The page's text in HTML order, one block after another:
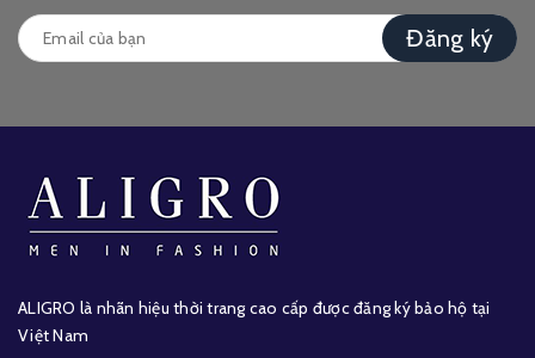
Đăng ký
ALIGRO là nhãn hiệu thời trang cao cấp được đăng ký bảo hộ tại
Việt Nam